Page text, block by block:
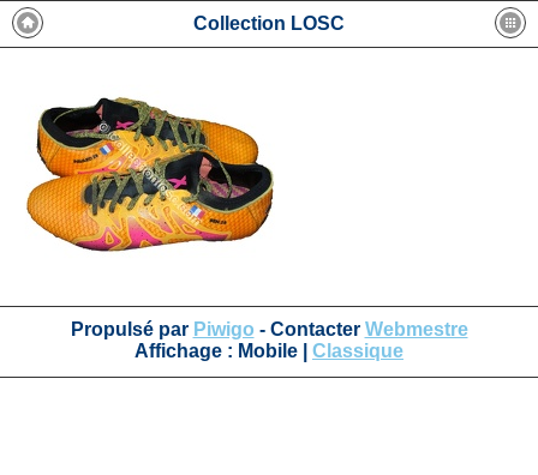
Collection LOSC
Propulsé par Piwigo - Contacter Webmestre
Affichage : Mobile Classique